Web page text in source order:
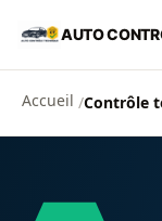
Aller au
AUTO
Accueil /Contrôle